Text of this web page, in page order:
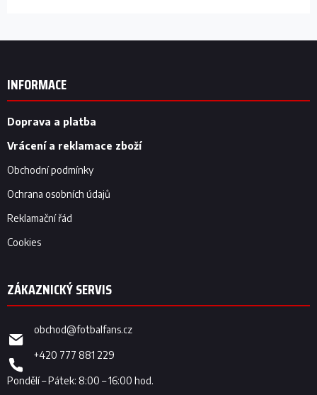
Z
INFORMACE
Doprava a platba
Vrácení a reklamace zboží
Obchodní podmínky
Ochrana osobních údajů
Reklamační řád
Cookies
obchod@fotbalfans.cz
+420 777 881 229